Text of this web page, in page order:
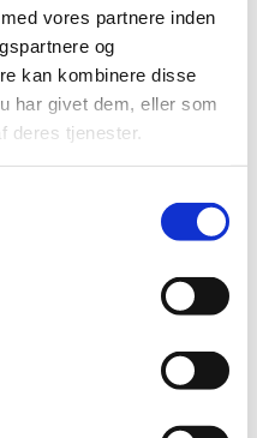
vores partnere inden
og
kan kombinere disse
har givet dem, eller som
deres tjenester.